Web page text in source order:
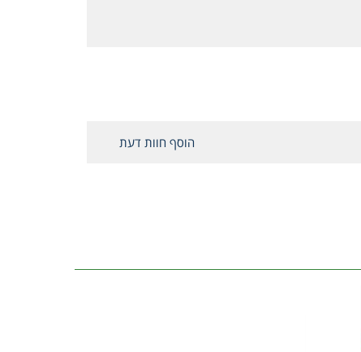
הוסף חוות דעת